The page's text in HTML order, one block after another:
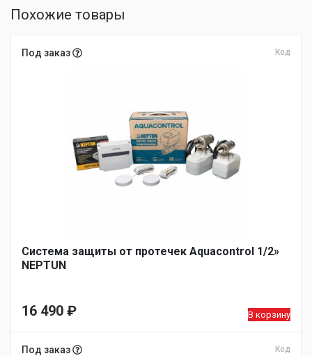
Похожие товары
Под заказ Код
Система защиты от протечек Aquacontrol 1/2»
NEPTUN
16 490 ₽ В корзину
Под заказ Код